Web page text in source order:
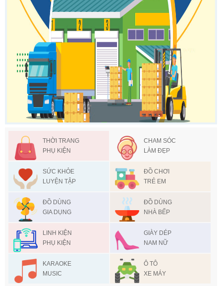
THỜI TRANG
PHỤ KIỆN
CHAM SÓC
LÀM ĐẸP
SỨC KHỎE
LUYỆN TẬP
ĐỒ CHƠI
TRẺ EM
ĐỒ DÙNG
GIA DỤNG
ĐỒ DÙNG
NHÀ BẾP
LINH KIỆN
PHỤ KIỆN
GIÀY DÉP
NAM NỮ
KARAOKE
MUSIC
Ô TÔ
XE MÁY